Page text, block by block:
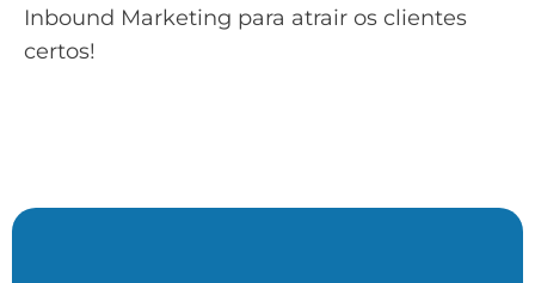
Inbound Marketing para atrair os clientes
certos!